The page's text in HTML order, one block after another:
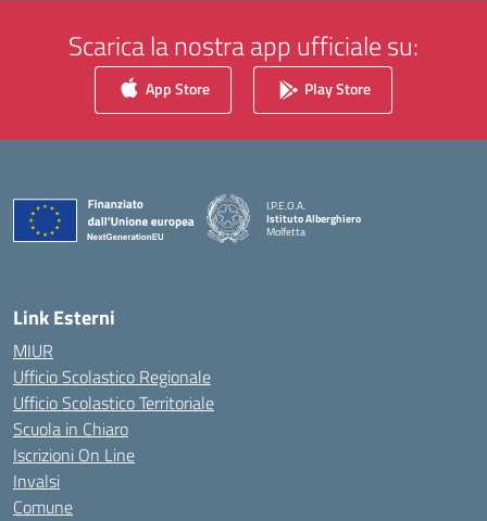
Scarica la nostra app ufficiale su:
App Store Play Store
I.P.E.O.A.
Istituto Alberghiero
Molfetta
Link Esterni
MIUR
Ufficio Scolastico Regionale
Ufficio Scolastico Territoriale
Scuola in Chiaro
Iscrizioni On Line
Invalsi
Comune